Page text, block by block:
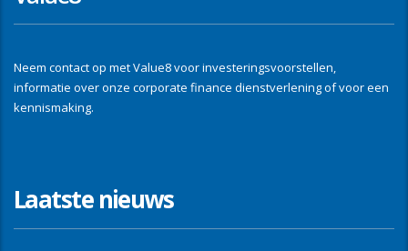
Neem contact op met Value8 voor investeringsvoorstellen,
informatie over onze corporate finance dienstverlening of voor een
kennismaking.
Laatste nieuws